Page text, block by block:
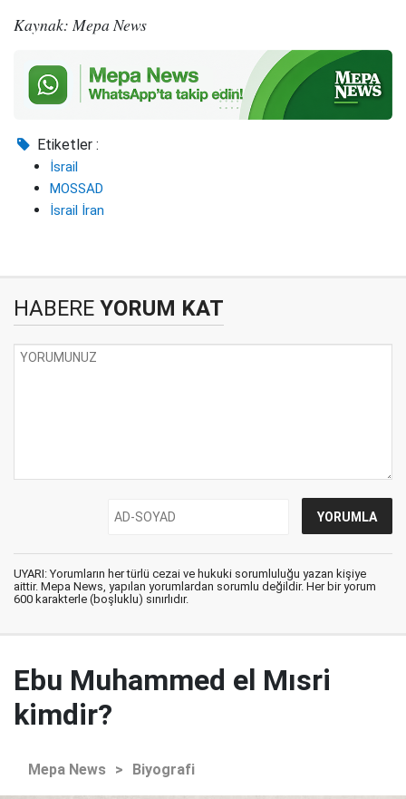
Kaynak: Mepa News
Etiketler :
İsrail
MOSSAD
İsrail İran
HABERE YORUM KAT
UYARI: Yorumların her türlü cezai ve hukuki sorumluluğu yazan kişiye
aittir. Mepa News, yapılan yorumlardan sorumlu değildir. Her bir yorum
600 karakterle (boşluklu) sınırlıdır.
Ebu Muhammed el Mısri
kimdir?
Mepa News > Biyografi